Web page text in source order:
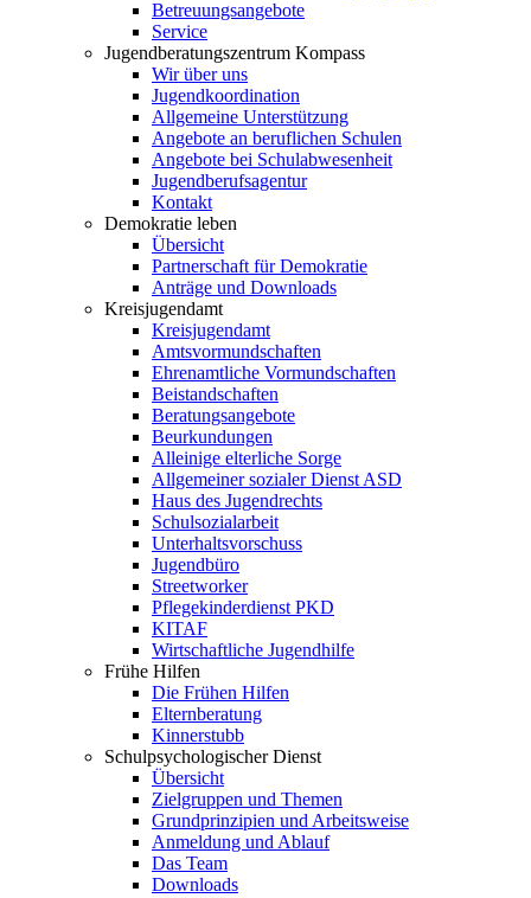
Betreuungsangebote
Service
Jugendberatungszentrum Kompass
Wir über uns
Jugendkoordination
Allgemeine Unterstützung
Angebote an beruflichen Schulen
Angebote bei Schulabwesenheit
Jugendberufsagentur
Kontakt
Demokratie leben
Übersicht
Partnerschaft für Demokratie
Anträge und Downloads
Kreisjugendamt
Kreisjugendamt
Amtsvormundschaften
Ehrenamtliche Vormundschaften
Beistandschaften
Beratungsangebote
Beurkundungen
Alleinige elterliche Sorge
Allgemeiner sozialer Dienst ASD
Haus des Jugendrechts
Schulsozialarbeit
Unterhaltsvorschuss
Jugendbüro
Streetworker
Pflegekinderdienst PKD
KITAF
Wirtschaftliche Jugendhilfe
Frühe Hilfen
Die Frühen Hilfen
Elternberatung
Kinnerstubb
Schulpsychologischer Dienst
Übersicht
Zielgruppen und Themen
Grundprinzipien und Arbeitsweise
Anmeldung und Ablauf
Das Team
Downloads